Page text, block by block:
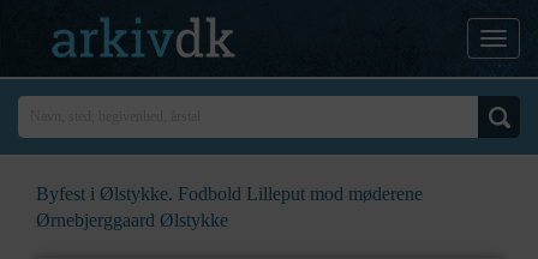
Byfest i Ølstykke. Fodbold Lilleput mod møderene
Ørnebjerggaard Ølstykke